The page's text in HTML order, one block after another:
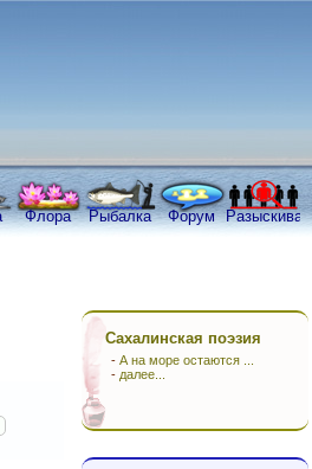
Флора Рыбалка Форум
Сахалинская поэзия
- А на море остаются ...
- далее...